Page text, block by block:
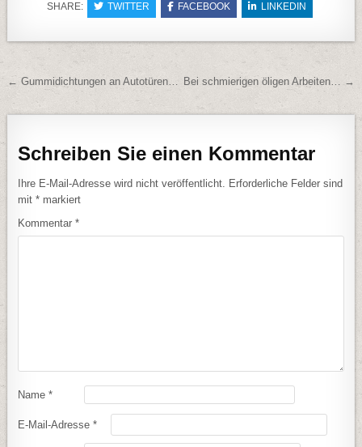
SHARE: TWITTER FACEBOOK LINKEDIN
BeitragsnavigationBei schmierigen öligen Arbeiten… →
← Gummidichtungen an Autotüren…
Schreiben Sie einen Kommentar
Ihre E-Mail-Adresse wird nicht veröffentlicht.
Erforderliche Felder sind
mit* markiert
Kommentar*
Name*
E-Mail-Adresse*